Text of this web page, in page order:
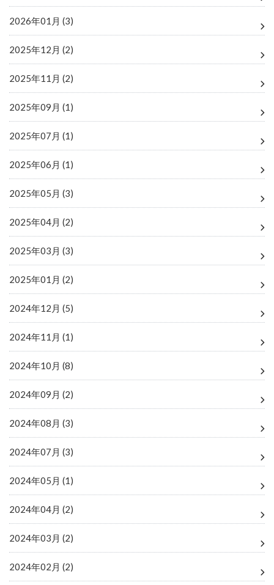
2026年01月 (3)
2025年12月 (2)
2025年11月 (2)
2025年09月 (1)
2025年07月 (1)
2025年06月 (1)
2025年05月 (3)
2025年04月 (2)
2025年03月 (3)
2025年01月 (2)
2024年12月 (5)
2024年11月 (1)
2024年10月 (8)
2024年09月 (2)
2024年08月 (3)
2024年07月 (3)
2024年05月 (1)
2024年04月 (2)
2024年03月 (2)
2024年02月 (2)